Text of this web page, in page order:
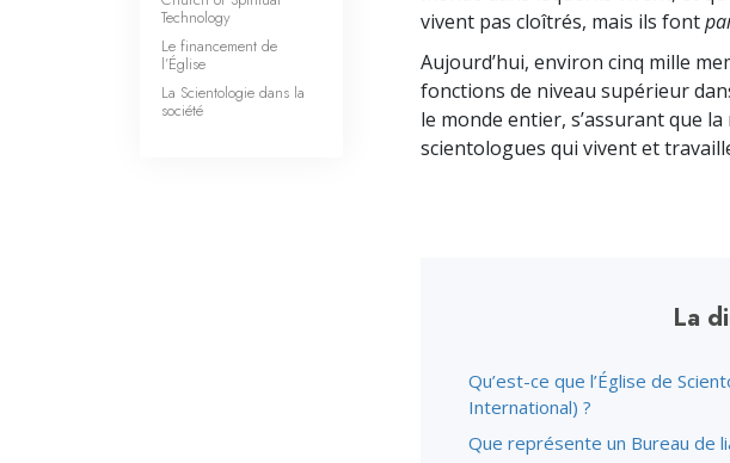
vivent pas cloîtrés, mais ils font
Aujourd’hui, environ cinq mille
fonctions de niveau supérieur
le monde entier, s’assurant que
scientologues qui vivent et
La
Qu’est-ce que l’Église de
International) ?
Que représente un Bureau de
Technology
Le financement de
l’Église
La Scientologie dans la
société